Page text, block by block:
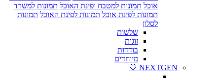
אוכל תמונות למטבח ופינת האוכל תמונות למשרד
תמונות לפינת אוכל תמונות לפינת האוכל תמונות
לסלון
שלשות
זוגות
בודדות
מיוחדים
NEXTGEN 🤍